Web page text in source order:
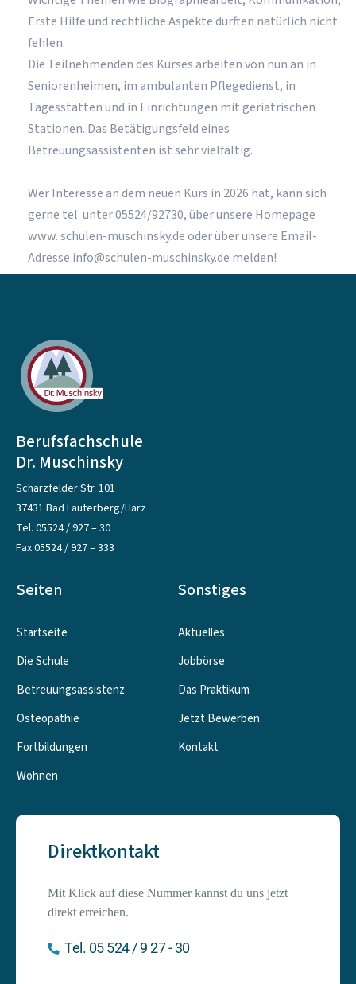
Erste Hilfe und rechtliche Aspekte durften natürlich nicht
fehlen.
Die Teilnehmenden des Kurses arbeiten von nun an in
Seniorenheimen, im ambulanten Pflegedienst, in
Tagesstätten und in Einrichtungen mit geriatrischen
Stationen. Das Betätigungsfeld eines
Betreuungsassistenten ist sehr vielfältig.
Wer Interesse an dem neuen Kurs in 2026 hat, kann sich
gerne tel. unter 05524/92730, über unsere Homepage
www. schulen-muschinsky.de oder über unsere Email-
Adresse info@schulen-muschinsky.de melden!
Berufsfachschule
Dr. Muschinsky
Scharzfelder Str. 101
37431 Bad Lauterberg/Harz
Tel. 05524 / 927 – 30
Fax 05524 / 927 – 333
Seiten
Startseite
Die Schule
Betreuungsassistenz
Osteopathie
Fortbildungen
Wohnen
Sonstiges
Aktuelles
Jobbörse
Das Praktikum
Jetzt Bewerben
Kontakt
Direktkontakt
Mit Klick auf diese Nummer kannst du uns jetzt
direkt erreichen.
Tel. 05 524 / 9 27 - 30